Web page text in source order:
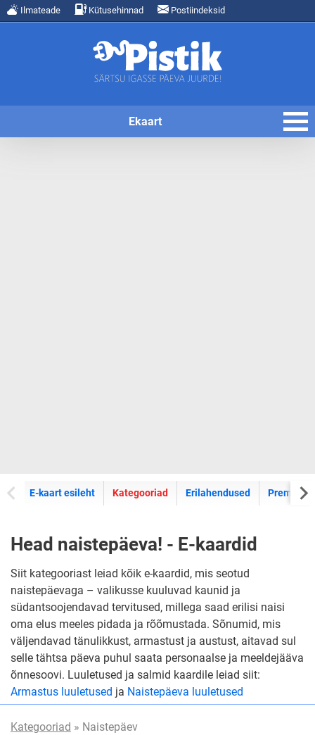
Ilmateade Kütusehinnad Postiindeksid
Ekaart
E-kaart esileht E-kaartide
Kategooriad Erilahendused Premium
Head naistepäeva! - E-kaardid
Siit kategooriast leiad kõik e-kaardid, mis seotud
naistepäevaga – valikusse kuuluvad kaunid ja
südantsoojendavad tervitused, millega saad erilisi naisi
oma elus meeles pidada ja rõõmustada. Sõnumid, mis
väljendavad tänulikkust, armastust ja austust, aitavad sul
selle tähtsa päeva puhul saata personaalse ja meeldejääva
õnnesoovi. Luuletused ja salmid kaardile leiad siit:
Armastus luuletused ja Naistepäeva luuletused
Kategooriad » Naistepäev